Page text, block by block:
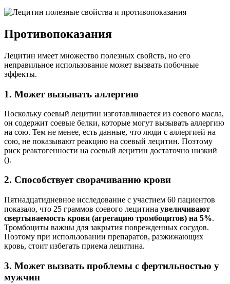
Противопоказания
Лецитин имеет множество полезных свойств, но его
неправильное использование может вызвать побочные
эффекты.
1. Может вызывать аллергию
Поскольку соевый лецитин изготавливается из соевого масла,
он содержит соевые белки, которые могут вызывать аллергию
на сою. Тем не менее, есть данные, что люди с аллергией на
сою, не показывают реакцию на соевый лецитин. Поэтому
риск реактогенности на соевый лецитин достаточно низкий
().
2. Способствует сворачиванию крови
Пятнадцатидневное исследование с участием 60 пациентов
показало, что 25 граммов соевого лецитина увеличивают
свертываемость крови (агрегацию тромбоцитов) на 5%.
Тромбоциты важны для закрытия поврежденных сосудов.
Поэтому при использовании препаратов, разжижающих
кровь, стоит избегать приема лецитина.
3. Может вызвать проблемы с фертильностью у
мужчин